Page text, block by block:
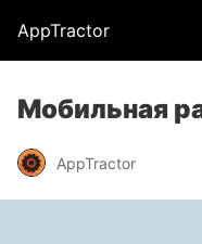
AppTractor
Мобильная
AppTractor